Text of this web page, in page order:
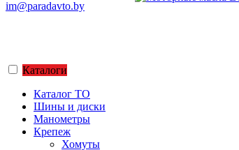
im@paradavto.by
Каталоги
Каталог ТО
Шины и диски
Манометры
Крепеж
Хомуты